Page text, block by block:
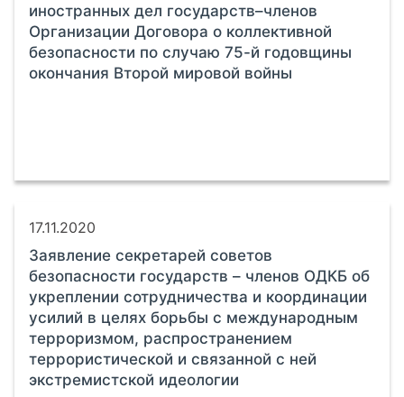
иностранных дел государств–членов
Организации Договора о коллективной
безопасности по случаю 75-й годовщины
окончания Второй мировой войны
17.11.2020
Заявление секретарей советов
безопасности государств – членов ОДКБ об
укреплении сотрудничества и координации
усилий в целях борьбы с международным
терроризмом, распространением
террористической и связанной с ней
экстремистской идеологии